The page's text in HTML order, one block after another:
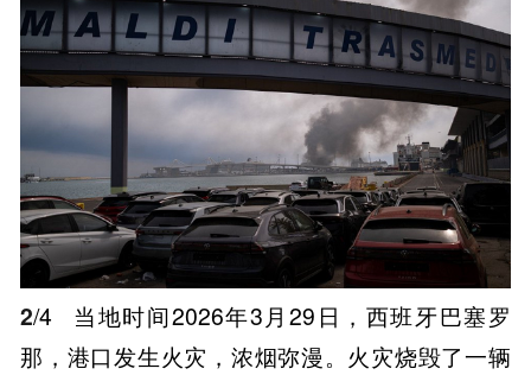
2/4
当地时间2026年3月29日，西班牙巴塞罗
那，港口发生火灾，浓烟弥漫。火灾烧毁了一辆